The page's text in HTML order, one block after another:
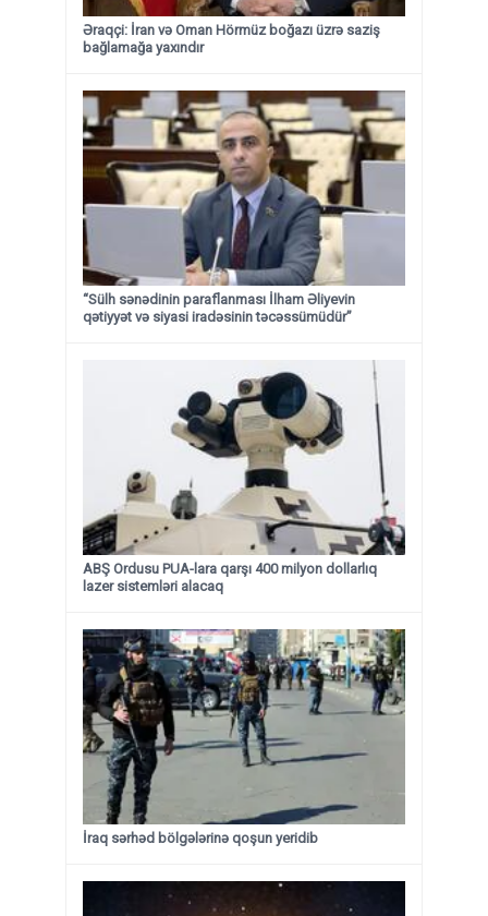
Əraqçi: İran və Oman Hörmüz boğazı üzrə saziş
bağlamağa yaxındır
“Sülh sənədinin paraflanması İlham Əliyevin
qətiyyət və siyasi iradəsinin təcəssümüdür”
ABŞ Ordusu PUA-lara qarşı 400 milyon dollarlıq
lazer sistemləri alacaq
İraq sərhəd bölgələrinə qoşun yeridib